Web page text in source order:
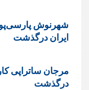
شهرنوش
ایران درگذشت
مرجان ساتراپی
درگذشت